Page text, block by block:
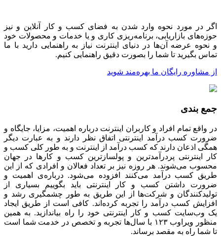
مورد نحوه وارد شدن به فضای کسب و کار آنلاین و نیز
بازاریابی، برنامه‌ریزی کاری و یا خدمات و محصولات خود
عرضه آن‌ها در دنیای اینترنت نیاز به راهنمایی دارید با ما
بگیرید تا شما را بصورت دقیق راهنمایی کنیم.
رایگان ما بهره‌مند شوید
تمام افراد و کاربران اینترنت درباره اهمیت‌، مزایا، جایگاه و
کسب درآمد اینترنتی اتفاق نظر دارند و به عبارت دیگر
اذعان دارند که کسب درآمد از اینترنت و به طور کلی کسب و
پردرآمدترین و پولسازترین کسب و کارها در جهان
می‌شوند. هر روزه نیز بر تعداد فعالان و افرادی که از این
کسب درآمد می‌کنند افزوده می‌شود. درباره‌ی اهمیت و
داشتن کسب و کار اینترنتی باید بگوییم بسیاری از
و شرکت‌‌ها از این طریق به طور چشمگیری رشد و
کسب درآمد را تجربه کرده‌اند. کافی است از طریق ایجاد
کسب و کار اینترنتی خود را راه بیاندازید. به همین
منظور ویراوب ۱۲۳ با سال‌ها تجربه و تخصص در خدمت شما است
راه به مقصد برساند.